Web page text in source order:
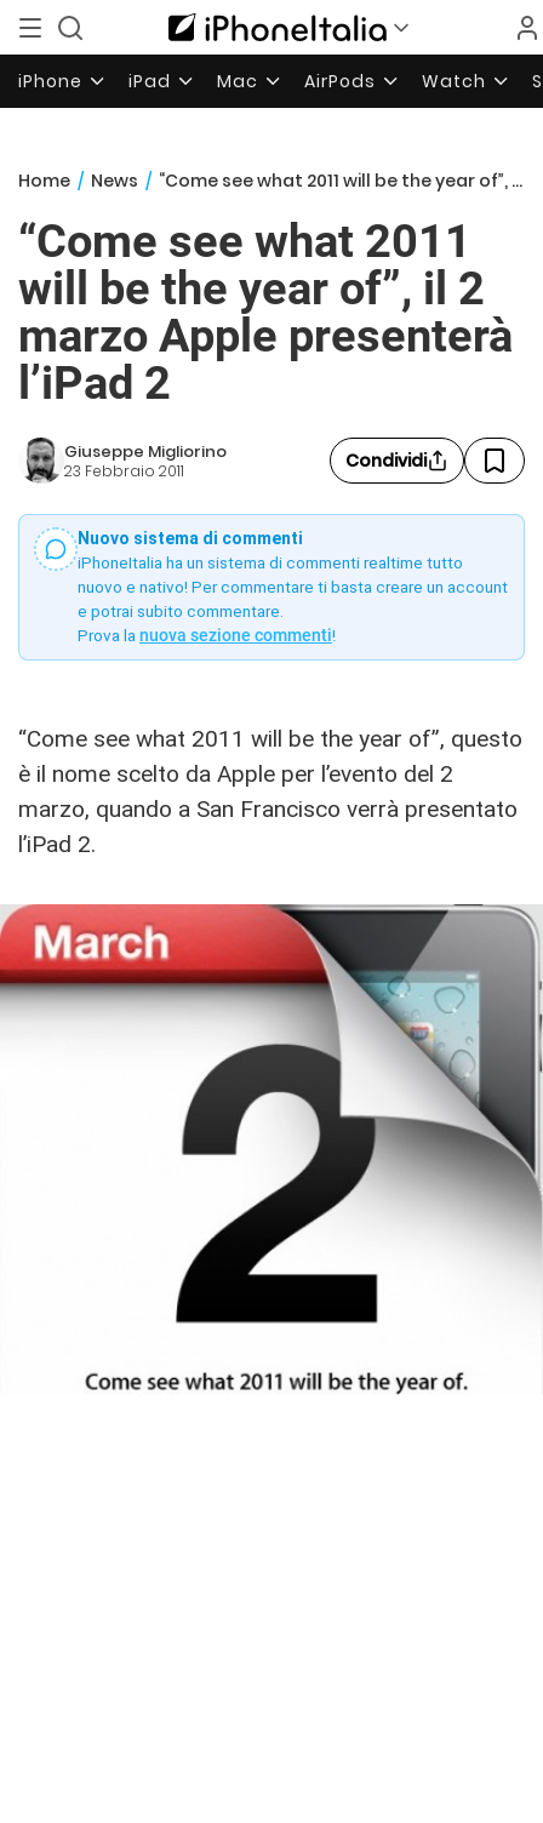
iPhone iPad Mac AirPods Watch
Home / News / “Come see what 2011 will be the year of”, il 2 marzo Apple presenterà l’iPad 2
“Come see what 2011
will be the year of”, il 2
marzo Apple presenterà
l’iPad 2
Giuseppe Migliorino
23 Febbraio 2011 Condividi
Nuovo sistema di commenti
iPhoneItalia ha un sistema di commenti realtime tutto
nuovo e nativo! Per commentare ti basta creare un account
e potrai subito commentare.
Prova la nuova sezione commenti!
“Come see what 2011 will be the year of”, questo
è il nome scelto da Apple per l’evento del 2
marzo, quando a San Francisco verrà presentato
l’iPad 2.